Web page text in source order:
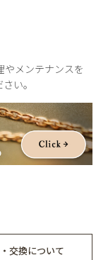
る前向きな意味を
ィブなエネルギー
やメンテナンスを
い。
交換について